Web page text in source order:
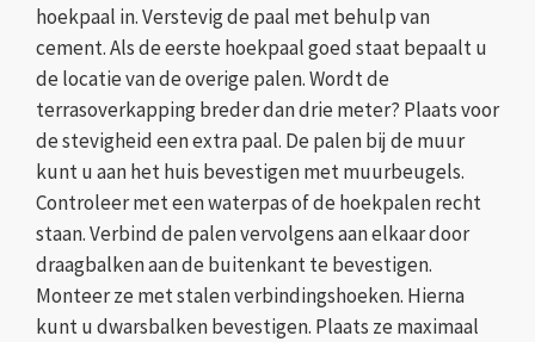
hoekpaal in. Verstevig de paal met behulp van
cement. Als de eerste hoekpaal goed staat bepaalt u
de locatie van de overige palen. Wordt de
terrasoverkapping breder dan drie meter? Plaats voor
de stevigheid een extra paal. De palen bij de muur
kunt u aan het huis bevestigen met muurbeugels.
Controleer met een waterpas of de hoekpalen recht
staan. Verbind de palen vervolgens aan elkaar door
draagbalken aan de buitenkant te bevestigen.
Monteer ze met stalen verbindingshoeken. Hierna
kunt u dwarsbalken bevestigen. Plaats ze maximaal